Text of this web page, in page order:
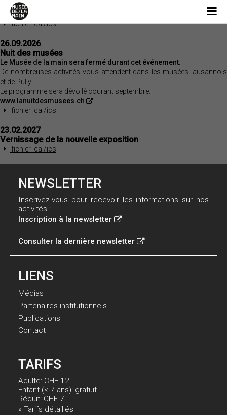
30.08.2026
Dernier jour de l'exposition INVISIBLES
fichier ical/ics
26.09.2026
Nuit des musées
Le Musée de la main sera fermé durant cet événement.
De nombreuses activités vous attendent dans les musées lausannois
et de Pully.
Le programme sera dévoilé courant septembre.
www.lanuitdesmusees.ch
fichier ical/ics
23.02.2027
Vernissage de la nouvelle exposition
fichier ical/ics
NEWSLETTER
Inscrivez-vous pour recevoir les informations sur nos
activités :
Inscription à la newsletter
Consulter la dernière newsletter
LIENS
Médias
Partenaires institutionnels
Publications
Contact
TARIFS
Adulte: CHF 12.-
Enfant (< 7 ans): gratuit
Réduit: CHF 7.-
» Tarifs détaillés